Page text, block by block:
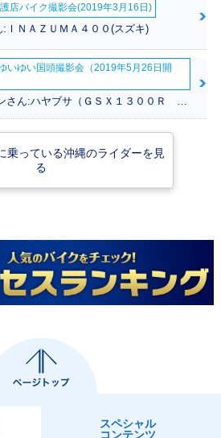
店バイク撮影会(2019年3月16日)
:ＩＮＡＺＵＭＡ４００(スズキ)
いゆい国頭撮影会（2019年5月26日開
ブラウンさん:ハヤブサ（ＧＳＸ１３００Ｒ Ｈａｙａｂｕｓａ）(スズキ)
乗っている沖縄のライダーを見
る
スペシャル
コンテンツ